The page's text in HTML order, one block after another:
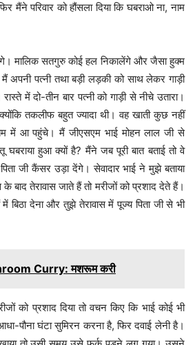
मैंने परिवार को हौंसला दिया कि घबराओ ना, नाम
मालिक सतगुरु कोई हल निकालेंगे और जैसा हुक्म
पत्नी तथा बड़ी लड़की को साथ लेकर गाड़ी
में दो-तीन बार पत्नी को गाड़ी से नीचे उतारा।
तकलीफ बहुत ज्यादा थी। वह खाती कुछ नहीं
में आ पहुंचे। मैं जीएसएम भाई मोहन लाल जी से
हुआ क्यों है? मैंने जब पूरी बात बताई तो वे
जी कैंसर उड़ा देंगे। सेवादार भाई ने मुझे बताया
बाद तेरावास जाते हैं तो मरीजों को प्रशाद देते हैं।
बिठा देना और तुझे तेरावास में पूज्य पिता जी से भी
Curry: मशरूम करी
को प्रशाद दिया तो वचन किए कि भाई कोई भी
पौना घंटा सुमिरन करना है, फिर दवाई लेनी है।